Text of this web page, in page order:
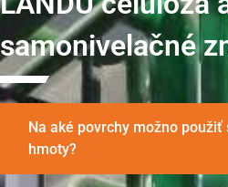
samonivelačné
Na aké povrchy možno
hmoty?